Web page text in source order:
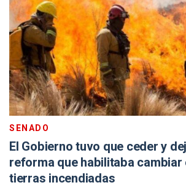
SENADO
El Gobierno tuvo que ceder y
reforma que habilitaba cambiar
tierras incendiadas